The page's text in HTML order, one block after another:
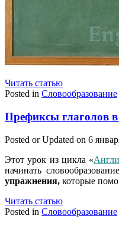
Читать статью
Posted in Словообразование
Префиксы глаголов
Posted or Updated on 6
Этот урок из цикла «
начинать
упражнения, которые
Читать статью
Posted in Словообразование